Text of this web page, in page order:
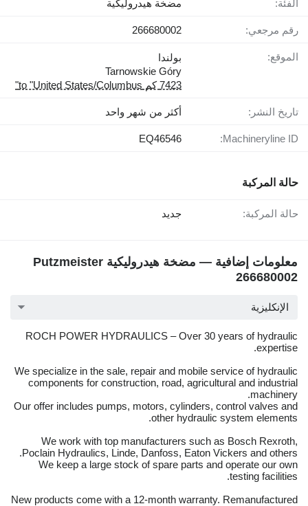
الفئة: مضخة هيدروليكية
رقم مرجعي: 266680002
الموقع:
بولندا
Tarnowskie Góry
7423 كم to "United States/Columbus"
تاريخ النشر: أكثر من شهر واحد
Machineryline ID:
EQ46546
حالة المركبة
حالة المركبة: جديد
معلومات إضافية — مضخة هيدروليكية Putzmeister
266680002
الإنكليزية
ROCH POWER HYDRAULICS – Over 30 years of hydraulic
expertise.
We specialize in the sale, repair and mobile service of hydraulic
components for construction, road, agricultural and industrial
machinery.
Our offer includes pumps, motors, cylinders, control valves and
other hydraulic system elements.
We work with top manufacturers such as Bosch Rexroth,
Poclain Hydraulics, Linde, Danfoss, Eaton Vickers and others.
We keep a large stock of spare parts and operate our own
testing facilities.
New products come with a 12-month warranty. Remanufactured